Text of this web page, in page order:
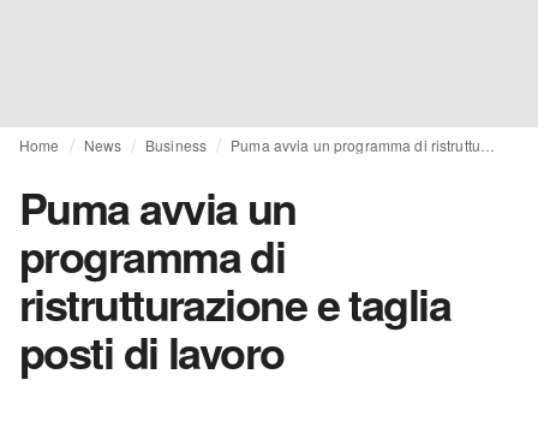
Home News Business
Puma avvia un
programma di
ristrutturazione e taglia
posti di lavoro